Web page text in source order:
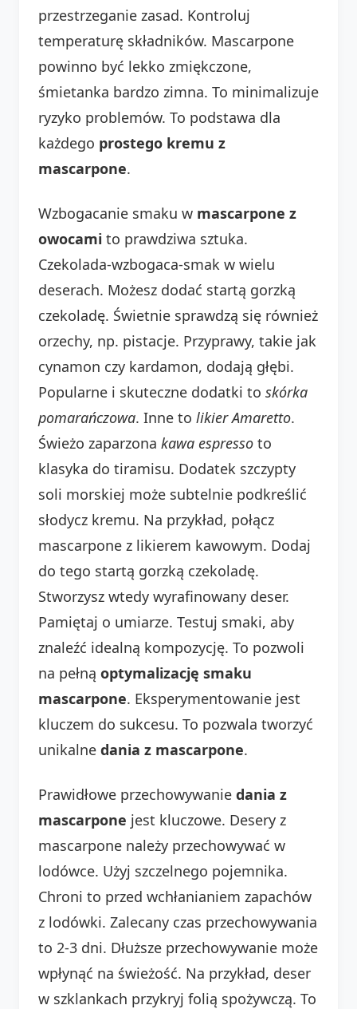
przestrzeganie zasad. Kontroluj
temperaturę składników. Mascarpone
powinno być lekko zmiękczone,
śmietanka bardzo zimna. To minimalizuje
ryzyko problemów. To podstawa dla
każdego prostego kremu z
mascarpone.
Wzbogacanie smaku w mascarpone z
owocami to prawdziwa sztuka.
Czekolada-wzbogaca-smak w wielu
deserach. Możesz dodać startą gorzką
czekoladę. Świetnie sprawdzą się również
orzechy, np. pistacje. Przyprawy, takie jak
cynamon czy kardamon, dodają głębi.
Popularne i skuteczne dodatki to skórka
pomarańczowa. Inne to likier Amaretto.
Świeżo zaparzona kawa espresso to
klasyka do tiramisu. Dodatek szczypty
soli morskiej może subtelnie podkreślić
słodycz kremu. Na przykład, połącz
mascarpone z likierem kawowym. Dodaj
do tego startą gorzką czekoladę.
Stworzysz wtedy wyrafinowany deser.
Pamiętaj o umiarze. Testuj smaki, aby
znaleźć idealną kompozycję. To pozwoli
na pełną optymalizację smaku
mascarpone. Eksperymentowanie jest
kluczem do sukcesu. To pozwala tworzyć
unikalne dania z mascarpone.
Prawidłowe przechowywanie dania z
mascarpone jest kluczowe. Desery z
mascarpone należy przechowywać w
lodówce. Użyj szczelnego pojemnika.
Chroni to przed wchłanianiem zapachów
z lodówki. Zalecany czas przechowywania
to 2-3 dni. Dłuższe przechowywanie może
wpłynąć na świeżość. Na przykład, deser
w szklankach przykryj folią spożywczą. To